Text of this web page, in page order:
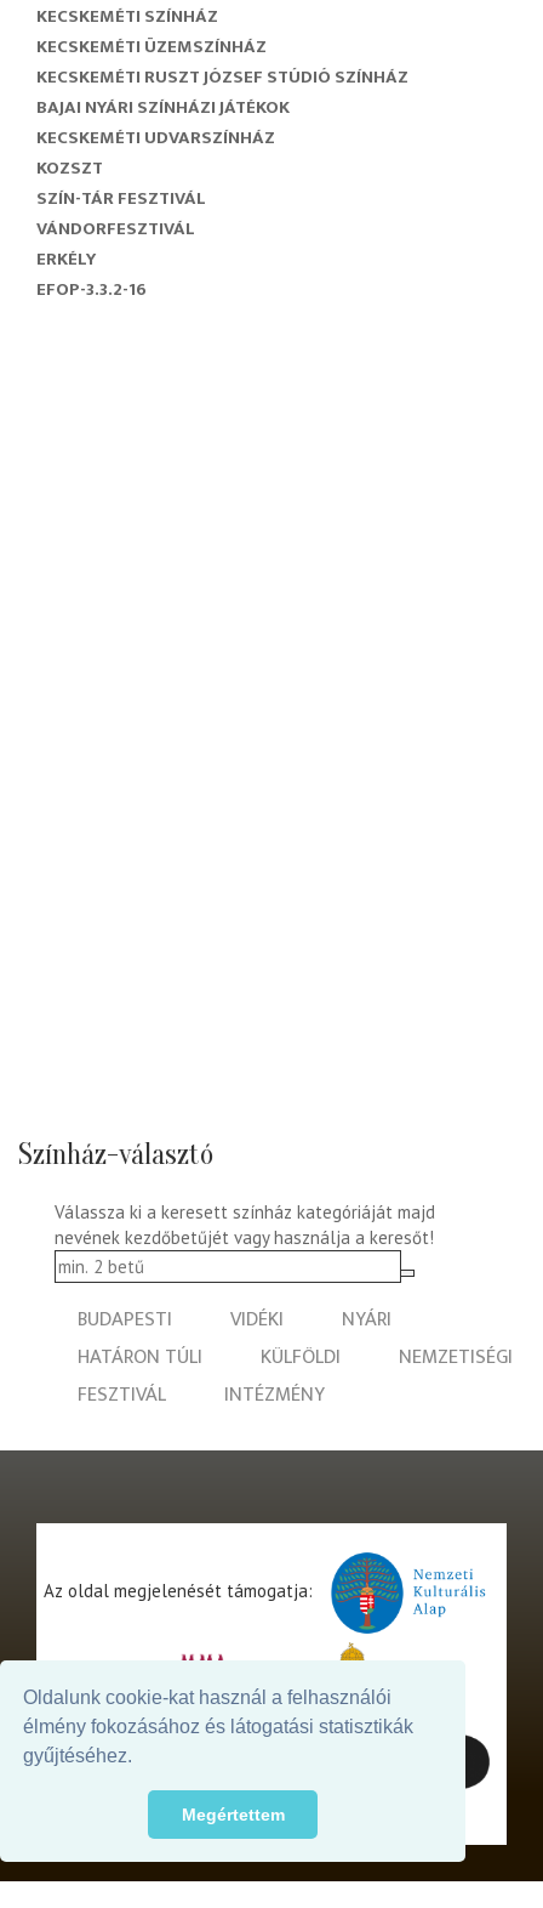
Oldalunk cookie-kat használ a felhasználói
élmény fokozásához és látogatási statisztikák
gyűjtéséhez.
Megértettem
KECSKEMÉTI SZÍNHÁZ
KECSKEMÉTI ÜZEMSZÍNHÁZ
KECSKEMÉTI RUSZT JÓZSEF STÚDIÓ SZÍNHÁZ
BAJAI NYÁRI SZÍNHÁZI JÁTÉKOK
KECSKEMÉTI UDVARSZÍNHÁZ
KOZSZT
SZÍN-TÁR FESZTIVÁL
VÁNDORFESZTIVÁL
ERKÉLY
EFOP-3.3.2-16
Színház-választó
Válassza ki a keresett színház kategóriáját majd
nevének kezdőbetűjét vagy használja a keresőt!
BUDAPESTI VIDÉKI
NYÁRI
HATÁRON TÚLI
KÜLFÖLDI
NEMZETISÉGI
FESZTIVÁL
INTÉZMÉNY
Az oldal megjelenését támogatja: